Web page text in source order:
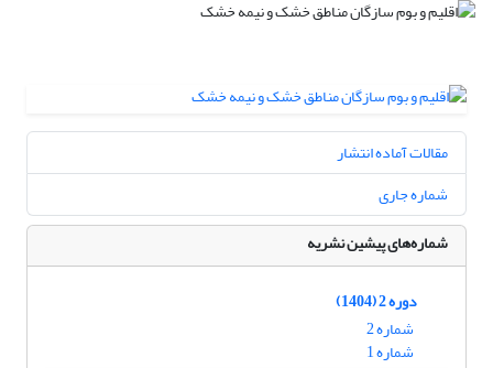
مقالات آماده انتشار
شماره جاری
شماره‌های پیشین نشریه
دوره 2 (1404)
شماره 2
شماره 1